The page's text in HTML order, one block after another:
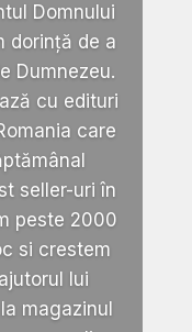
Domnului
dorință de a
Dumnezeu.
cu edituri
care
seller-uri în
peste 2000
si crestem
lui
magazinul